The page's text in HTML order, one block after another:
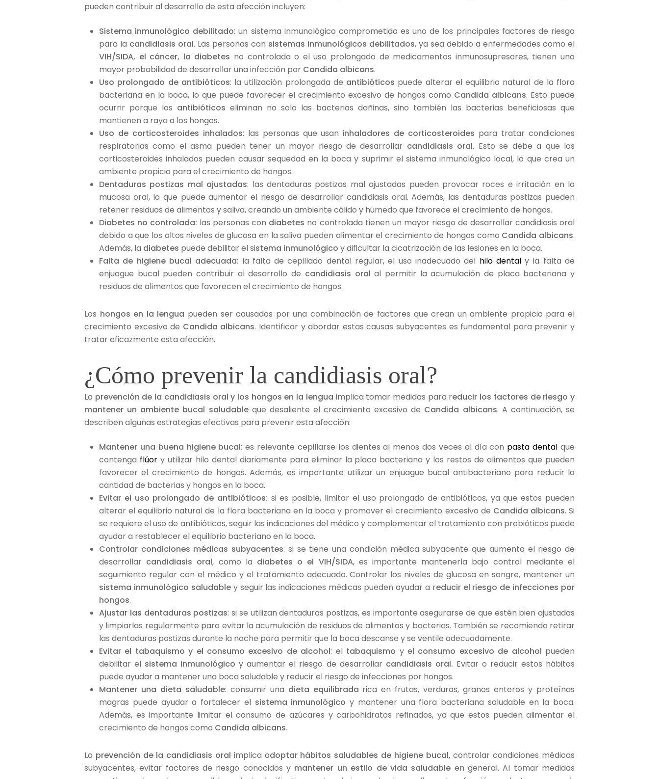
pueden contribuir al desarrollo de esta afección incluyen:
Sistema inmunológico debilitado: un sistema inmunológico comprometido es uno de los principales factores de riesgo
para la candidiasis oral. Las personas con sistemas inmunológicos debilitados, ya sea debido a enfermedades como el
VIH/SIDA, el cáncer, la diabetes no controlada o el uso prolongado de medicamentos inmunosupresores, tienen una
mayor probabilidad de desarrollar una infección por Candida albicans.
Uso prolongado de antibióticos: la utilización prolongada de antibióticos puede alterar el equilibrio natural de la flora
bacteriana en la boca, lo que puede favorecer el crecimiento excesivo de hongos como Candida albicans. Esto puede
ocurrir porque los antibióticos eliminan no solo las bacterias dañinas, sino también las bacterias beneficiosas que
mantienen a raya a los hongos.
Uso de corticosteroides inhalados: las personas que usan inhaladores de corticosteroides para tratar condiciones
respiratorias como el asma pueden tener un mayor riesgo de desarrollar candidiasis oral. Esto se debe a que los
corticosteroides inhalados pueden causar sequedad en la boca y suprimir el sistema inmunológico local, lo que crea un
ambiente propicio para el crecimiento de hongos.
Dentaduras postizas mal ajustadas: las dentaduras postizas mal ajustadas pueden provocar roces e irritación en la
mucosa oral, lo que puede aumentar el riesgo de desarrollar candidiasis oral. Además, las dentaduras postizas pueden
retener residuos de alimentos y saliva, creando un ambiente cálido y húmedo que favorece el crecimiento de hongos.
Diabetes no controlada: las personas con diabetes no controlada tienen un mayor riesgo de desarrollar candidiasis oral
debido a que los altos niveles de glucosa en la saliva pueden alimentar el crecimiento de hongos como Candida albicans.
Además, la diabetes puede debilitar el sistema inmunológico y dificultar la cicatrización de las lesiones en la boca.
Falta de higiene bucal adecuada: la falta de cepillado dental regular, el uso inadecuado del hilo dentaly la falta de
enjuague bucal pueden contribuir al desarrollo de candidiasis oralal permitir la acumulación de placa bacteriana y
residuos de alimentos que favorecen el crecimiento de hongos.
Los hongos en la lengua pueden ser causados por una combinación de factores que crean un ambiente propicio para el
crecimiento excesivo de Candida albicans. Identificar y abordar estas causas subyacentes es fundamental para prevenir y
tratar eficazmente esta afección.
¿Cómo prevenir la candidiasis oral?
La prevención de la candidiasis oral y los hongos en la lengua implica tomar medidas para reducir los factores de riesgo y
mantener un ambiente bucal saludableque desaliente el crecimiento excesivo de Candida albicans. A continuación, se
describen algunas estrategias efectivas para prevenir esta afección:
Mantener una buena higiene bucal: es relevante cepillarse los dientes al menos dos veces al día con pasta dental que
contenga flúory utilizar hilo dental diariamente para eliminar la placa bacteriana y los restos de alimentos que pueden
favorecer el crecimiento de hongos. Además, es importante utilizar un enjuague bucal antibacteriano para reducir la
cantidad de bacterias y hongos en la boca.
Evitar el uso prolongado de antibióticos: si es posible, limitar el uso prolongado de antibióticos, ya que estos pueden
alterar el equilibrio natural de la flora bacteriana en la boca y promover el crecimiento excesivo de Candida albicans. Si
se requiere el uso de antibióticos, seguir las indicaciones del médico y complementar el tratamiento con probióticos puede
ayudar a restablecer el equilibrio bacteriano en la boca.
Controlar condiciones médicas subyacentes: si se tiene una condición médica subyacente que aumenta el riesgo de
desarrollar candidiasis oral, como la diabetes o el VIH/SIDA, es importante mantenerla bajo control mediante el
seguimiento regular con el médico y el tratamiento adecuado. Controlar los niveles de glucosa en sangre, mantener un
sistema inmunológico saludabley seguir las indicaciones médicas pueden ayudar a reducir el riesgo de infecciones por
hongos.
Ajustar las dentaduras postizas: si se utilizan dentaduras postizas, es importante asegurarse de que estén bien ajustadas
y limpiarlas regularmente para evitar la acumulación de residuos de alimentos y bacterias. También se recomienda retirar
las dentaduras postizas durante la noche para permitir que la boca descanse y se ventile adecuadamente.
Evitar el tabaquismo y el consumo excesivo de alcohol: el tabaquismo y el consumo excesivo de alcohol pueden
debilitar el sistema inmunológico y aumentar el riesgo de desarrollarcandidiasis oral. Evitar o reducir estos hábitos
puede ayudar a mantener una boca saludable y reducir el riesgo de infecciones por hongos.
Mantener una dieta saludable: consumir una dieta equilibrada rica en frutas, verduras, granos enteros y proteínas
magras puede ayudar a fortalecer el sistema inmunológico y mantener una flora bacteriana saludable en la boca.
Además, es importante limitar el consumo de azúcares y carbohidratos refinados, ya que estos pueden alimentar el
crecimiento de hongos como Candida albicans.
La prevención de la candidiasis oral implica adoptar hábitos saludables de higiene bucal,controlar condiciones médicas
subyacentes, evitar factores de riesgo conocidos y mantener un estilo de vida saludable en general. Al tomar medidas